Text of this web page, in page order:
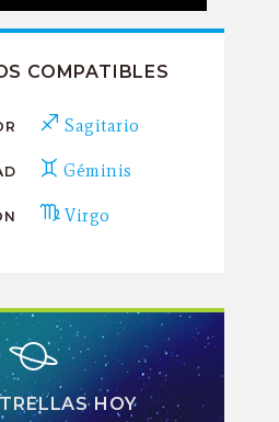
COMPATIBLES
Sagitario
Géminis
Virgo
HOY